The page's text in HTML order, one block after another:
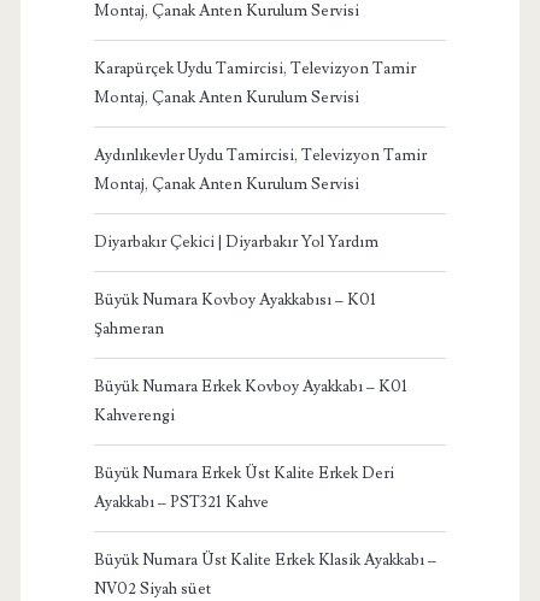
Montaj, Çanak Anten Kurulum Servisi
Karapürçek Uydu Tamircisi, Televizyon Tamir
Montaj, Çanak Anten Kurulum Servisi
Aydınlıkevler Uydu Tamircisi, Televizyon Tamir
Montaj, Çanak Anten Kurulum Servisi
Diyarbakır Çekici | Diyarbakır Yol Yardım
Büyük Numara Kovboy Ayakkabısı – K01
Şahmeran
Büyük Numara Erkek Kovboy Ayakkabı – K01
Kahverengi
Büyük Numara Erkek Üst Kalite Erkek Deri
Ayakkabı – PST321 Kahve
Büyük Numara Üst Kalite Erkek Klasik Ayakkabı –
NV02 Siyah süet